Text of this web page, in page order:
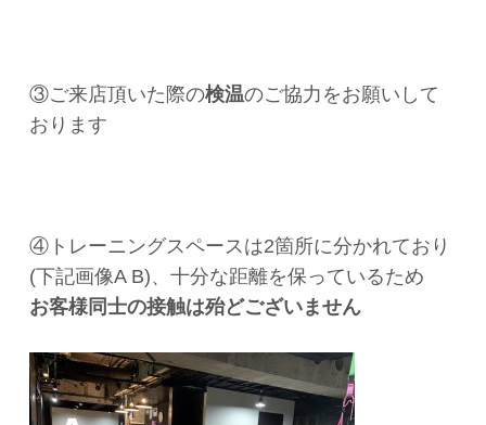
③ご来店頂いた際の検温のご協力をお願いして
おります
④トレーニングスペースは2箇所に分かれており
(下記画像A B)、十分な距離を保っているため
お客様同士の接触は殆どございません